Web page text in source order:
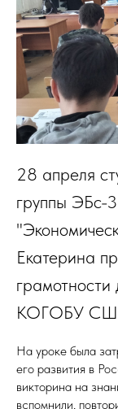
28 апреля
группы ЭБс-
Екатерина
грамотности
КОГОБУ СШ
На уроке была
его развития в
викторина на
вспомнили,